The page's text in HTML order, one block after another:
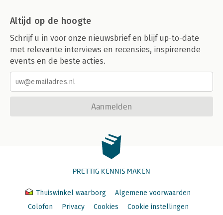
Altijd op de hoogte
Schrijf u in voor onze nieuwsbrief en blijf up-to-date
met relevante interviews en recensies, inspirerende
events en de beste acties.
Aanmelden
PRETTIG KENNIS MAKEN
Thuiswinkel waarborg
Algemene voorwaarden
Colofon
Privacy Cookies Cookie instellingen